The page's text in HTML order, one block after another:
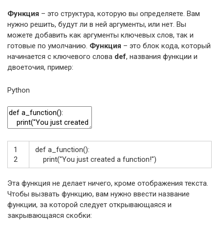
Функция – это структура, которую вы определяете. Вам
нужно решить, будут ли в ней аргументы, или нет. Вы
можете добавить как аргументы ключевых слов, так и
готовые по умолчанию. Функция – это блок кода, который
начинается с ключевого слова def, названия функции и
двоеточия, пример:
Python
1
2
def a_function():
print("You just created a function!")
Эта функция не делает ничего, кроме отображения текста.
Чтобы вызвать функцию, вам нужно ввести название
функции, за которой следует открывающаяся и
закрывающаяся скобки: